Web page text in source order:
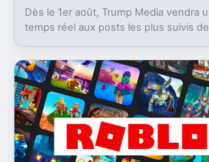
Dès le 1er août, Trump Media vendra
temps réel aux posts les plus suivis